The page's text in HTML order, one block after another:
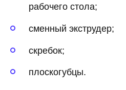
рабочего стола;
сменный экструдер;
скребок;
плоскогубцы.